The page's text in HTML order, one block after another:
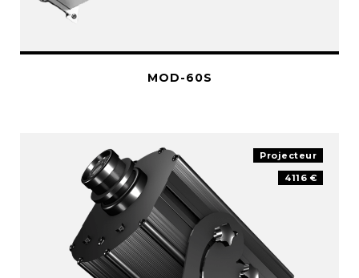
MOD-60S
Projecteur
4116 €